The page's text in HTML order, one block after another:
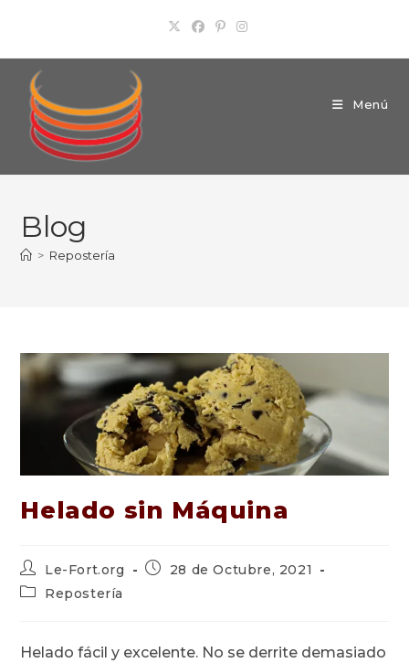
contenido
Menú
Blog
> Repostería
Helado sin Máquina
Autor
de
la
Le-Fort.org
Publicación
28 de Octubre, 2021
Categoría
entrada:
Repostería
Helado fácil y excelente. No se derrite demasiado